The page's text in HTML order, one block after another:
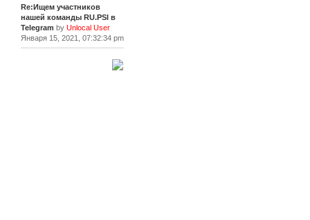
Re:Ищем участников
нашей команды RU.PSI в
Telegram by Unlocal User
Января 15, 2021, 07:32:34 pm